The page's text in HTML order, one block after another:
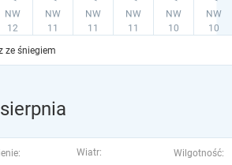
ze śniegiem
Wiatr:
Wilgotność: